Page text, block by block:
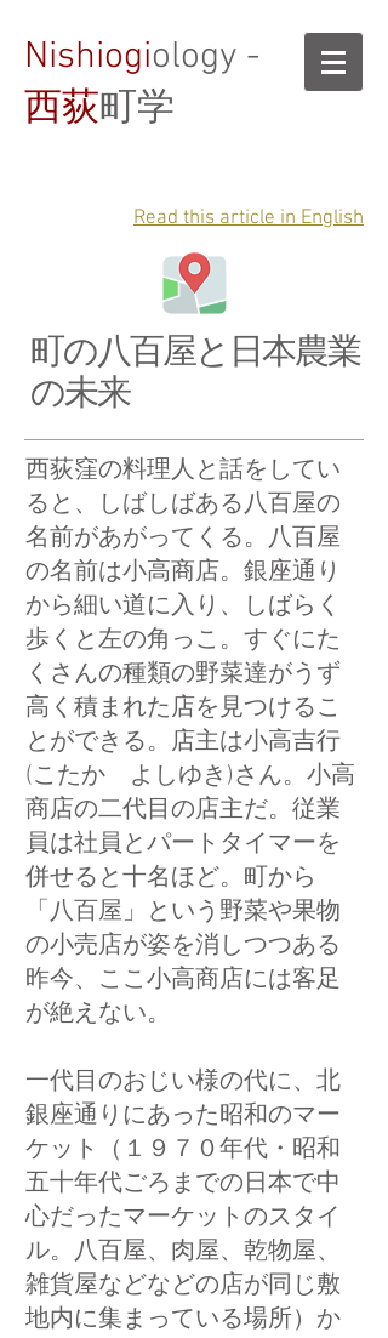
Nishiogiology -
西荻町学
Read this article in English
町の八百屋と日本農業
の未来
西荻窪の料理人と話をしてい
ると、しばしばある八百屋の
名前があがってくる。八百屋
の名前は小高商店。銀座通り
から細い道に入り、しばらく
歩くと左の角っこ。すぐにた
くさんの種類の野菜達がうず
高く積まれた店を見つけるこ
とができる。店主は小高吉行
(こたか よしゆき)さん。小高
商店の二代目の店主だ。従業
員は社員とパートタイマーを
併せると十名ほど。町から
「八百屋」という野菜や果物
の小売店が姿を消しつつある
昨今、ここ小高商店には客足
が絶えない。
一代目のおじい様の代に、北
銀座通りにあった昭和のマー
ケット（１９７０年代・昭和
五十年代ごろまでの日本で中
心だったマーケットのスタイ
ル。八百屋、肉屋、乾物屋、
雑貨屋などなどの店が同じ敷
地内に集まっている場所）か